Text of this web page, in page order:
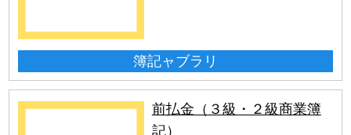
簿記ャブラリ
前払金（３級・２級商業簿
記）